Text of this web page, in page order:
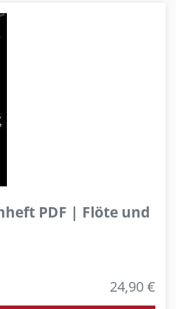
PDF | Flöte und
24,90 €